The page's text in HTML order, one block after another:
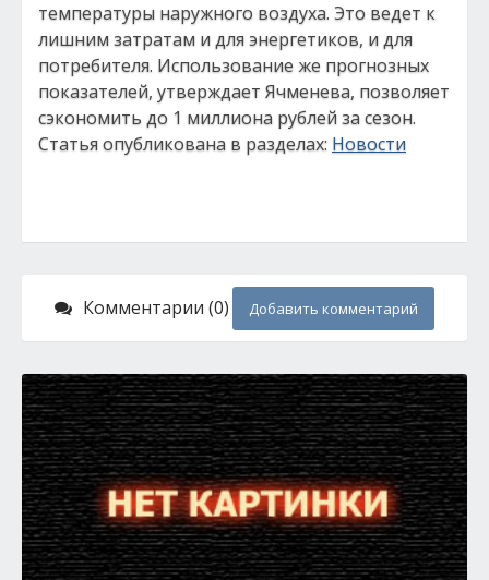
температуры наружного воздуха. Это ведет к
лишним затратам и для энергетиков, и для
потребителя. Использование же прогнозных
показателей, утверждает Ячменева, позволяет
сэкономить до 1 миллиона рублей за сезон.
Статья опубликована в разделах: Новости
Комментарии (0) Добавить комментарий